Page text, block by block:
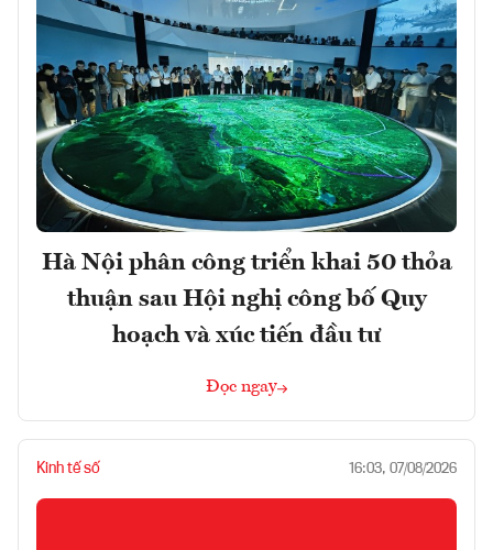
Hà Nội phân công triển khai 50 thỏa
thuận sau Hội nghị công bố Quy
hoạch và xúc tiến đầu tư
Đọc ngay
Kinh tế số 16:03, 07/08/2026